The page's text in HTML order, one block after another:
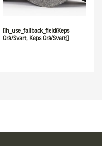
[ih_use_fallback_field(Keps
Grå/Svart, Keps Grå/Svart)]